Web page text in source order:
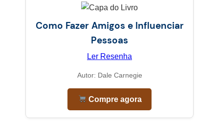
Como Fazer Amigos e Influenciar
Pessoas
Ler Resenha
Autor: Dale Carnegie
Compre agora